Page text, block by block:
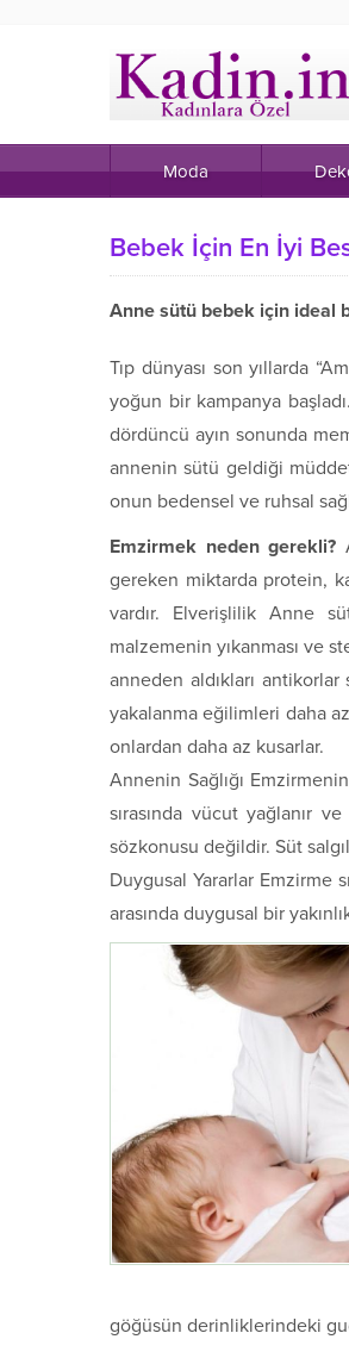
Moda
Bebek İçin En İyi
Anne sütü bebek için ideal
Tıp dünyası son yıllarda
yoğun bir kampanya
dördüncü ayın sonunda
annenin sütü geldiği
onun bedensel ve ruhsal
Emzirmek neden gerekli?
gereken miktarda protein,
vardır. Elverişlilik Anne
malzemenin yıkanması ve
anneden aldıkları antikorlar
yakalanma eğilimleri daha
onlardan daha az kusarlar.
Annenin Sağlığı
sırasında vücut yağlanır
sözkonusu değildir. Süt
Duygusal Yararlar Emzirme
arasında duygusal bir
göğüsün derinliklerindeki